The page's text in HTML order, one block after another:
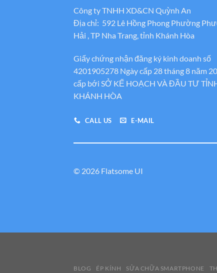
Công ty TNHH XD&CN Quỳnh An
Địa chỉ: 592 Lê Hồng Phong Phường
Hải , TP Nha Trang, tỉnh Khánh Hòa
Giấy chứng nhận đăng ký kinh doanh số
4201905278 Ngày cấp 28 tháng 8 năm
cấp bới SỞ KẾ HOẠCH VÀ ĐẦU TƯ
KHÁNH HÒA
CALL US E-MAIL
© 2026 Flatsome UI
BLOG ÉP KÍNH SỬA CHỮA SMARTPHONE